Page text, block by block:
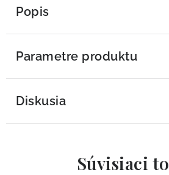
Popis
Parametre produktu
Diskusia
Súvisiaci